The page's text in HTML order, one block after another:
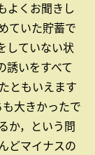
よくお聞きし
ていた貯蓄で
していない状
誘いをすべて
ともいえます
大きかったで
か，という問
どマイナスの